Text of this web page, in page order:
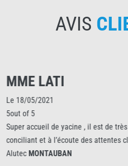
AVIS
MME LATI
Le 18/05/2021
5out of 5
Super accueil de yacine , il est de
conciliant et à l’écoute des attentes
Alutec MONTAUBAN